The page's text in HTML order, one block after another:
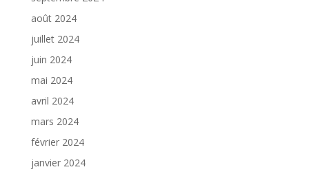
août 2024
juillet 2024
juin 2024
mai 2024
avril 2024
mars 2024
février 2024
janvier 2024